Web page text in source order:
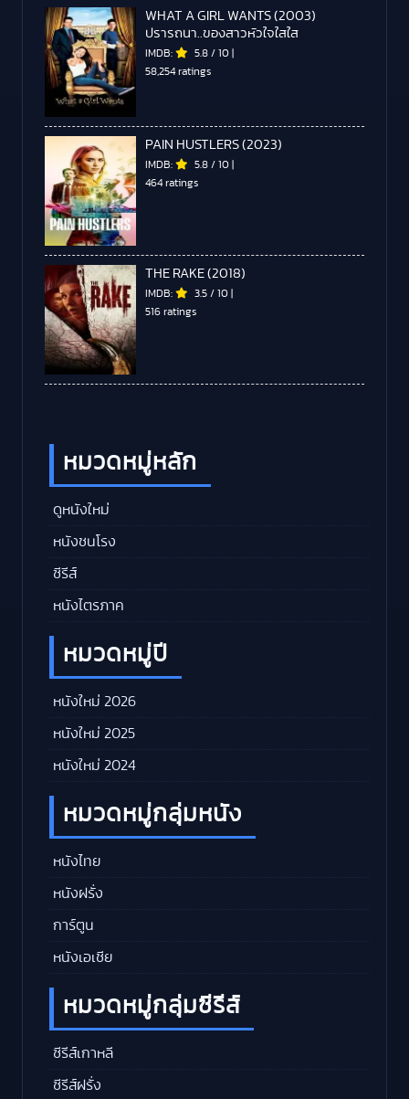
WHAT A GIRL WANTS (2003)
ปรารถนา..ของสาวหัวใจใสใส
IMDB: 5.8 / 10 |
58,254 ratings
PAIN HUSTLERS (2023)
IMDB: 5.8 / 10 |
464 ratings
THE RAKE (2018)
IMDB: 3.5 / 10 |
516 ratings
หมวดหมู่หลัก
ดูหนังใหม่
หนังชนโรง
ซีรีส์
หนังไตรภาค
หมวดหมู่ปี
หนังใหม่ 2026
หนังใหม่ 2025
หนังใหม่ 2024
หมวดหมู่กลุ่มหนัง
หนังไทย
หนังฝรั่ง
การ์ตูน
หนังเอเชีย
หมวดหมู่กลุ่มซีรีส์
ซีรีส์เกาหลี
ซีรีส์ฝรั่ง